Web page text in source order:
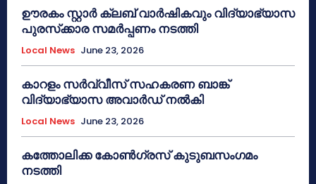
ഊരകം സ്റ്റാർ ക്ലബ് വാർഷികവും വിദ്യാഭ്യാസ
പുരസ്‌ക്കാര സമർപ്പണം നടത്തി
Local News June 23, 2026
കാറളം സർവ്വീസ് സഹകരണ ബാങ്ക്
വിദ്യാഭ്യാസ അവാർഡ് നൽകി
Local News June 23, 2026
കത്തോലിക്ക കോൺഗ്രസ് കുടുബസംഗമം
നടത്തി